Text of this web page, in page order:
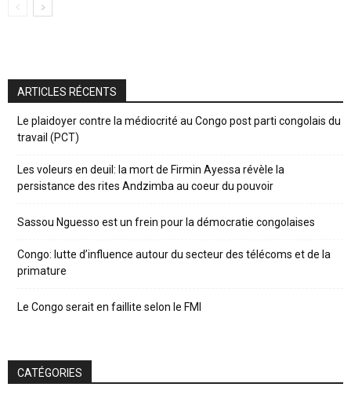
ARTICLES RÉCENTS
Le plaidoyer contre la médiocrité au Congo post parti congolais du
travail (PCT)
Les voleurs en deuil: la mort de Firmin Ayessa révèle la
persistance des rites Andzimba au coeur du pouvoir
Sassou Nguesso est un frein pour la démocratie congolaises
Congo: lutte d’influence autour du secteur des télécoms et de la
primature
Le Congo serait en faillite selon le FMI
CATÉGORIES